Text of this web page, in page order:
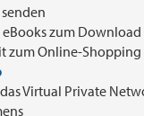
eBooks zum Download
zum Online-Shopping
Virtual Private